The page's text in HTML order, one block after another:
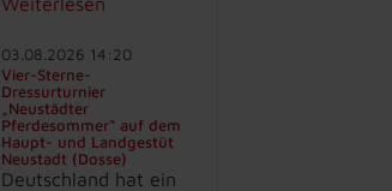
03.08.2026 14:20
Vier-Sterne-
Dressurturnier
„Neustädter
Pferdesommer“ auf dem
Haupt- und Landgestüt
Neustadt (Dosse)
Deutschland hat ein